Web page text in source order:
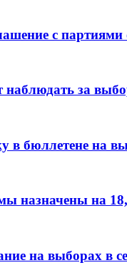
с
наблюдать за
в бюллетене на
назначены на 18,
на выборах в